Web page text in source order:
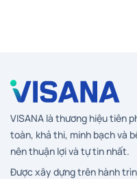
VISANA là thương hiệu tiên
toàn, khả thi, minh bạch và
nên thuận lợi và tự tin nhất.
Được xây dựng trên hành